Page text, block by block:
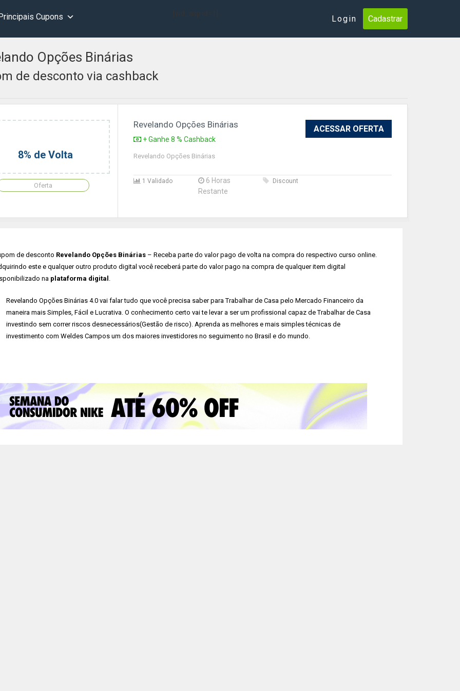
Cupons Login Cadastrar
Opções Binárias
de desconto via cashback
8% de Volta
Oferta
Revelando Opções Binárias
+ Ganhe 8 % Cashback
ACESSAR OFERTA
Revelando Opções Binárias
1 Validado
6 Horas
Restante
Discount
de desconto Revelando Opções Binárias– Receba parte do valor pago de volta na compra do respectivo curso online.
este e qualquer outro produto digital você receberá parte do valor pago na compra de qualquer item digital
na plataforma digital .
Revelando Opções Binárias 4.0 vai falar tudo que você precisa saber para Trabalhar de Casa pelo Mercado Financeiro da
maneira mais Simples, Fácil e Lucrativa. O conhecimento certo vai te levar a ser um profissional capaz de Trabalhar de Casa
investindo sem correr riscos desnecessários(Gestão de risco). Aprenda as melhores e mais simples técnicas de
investimento com Weldes Campos um dos maiores investidores no seguimento no Brasil e do mundo.